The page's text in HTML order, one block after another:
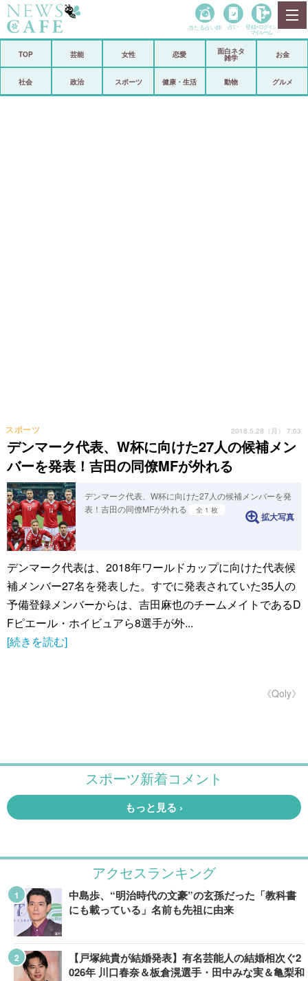
政治
当たる占い師 占い 登録• ログイン
マイルーム
TOP 芸能 女性 恋愛
面白ネタ
雑学
お金
社会 政治 スポーツ 健康・生活 動物 グルメ
デンマーク代表、W杯に向けた27人の候補メン
バーを発表！吉田の同僚MFが外れる
スポーツ 2018.5.28（月） 7:03
デンマーク代表、W杯に向けた27人の候補メンバーを発
表！吉田の同僚MFが外れる
全 1 枚
拡大写真
デンマーク代表は、2018年ワールドカップに向けた代表候
補メンバー27名を発表した。すでに発表されていた35人の
予備登録メンバーからは、吉田麻也のチームメイトであるD
Fピエール・ホイビュアら8選手が外...
[続きを読む]
《Qoly》
アクセスランキング
中島歩、“明治時代の文豪”の玄孫だった「教科書
にも載っている」名前も先祖に由来
【戸塚純貴が結婚発表】有名芸能人の結婚相次ぐ2
026年 川口春奈＆板倉滉選手・田中みな実＆亀梨和